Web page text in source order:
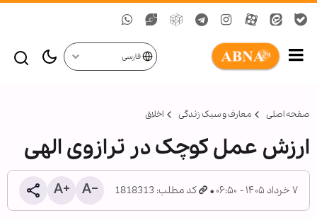
فارسی
صفحه اصلی معارف و سبک زندگی اخلاق
ارزش عمل کوچک در ترازوی الهی
۷ خرداد ۱۴۰۵ - ۰۶:۵۰ کد مطلب: 1818313